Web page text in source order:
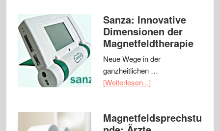
Sanza: Innovative
Dimensionen der
Magnetfeldtherapie
Neue Wege in der
ganzheitlichen …
[Weiterlesen...]
Magnetfeldsprechstu